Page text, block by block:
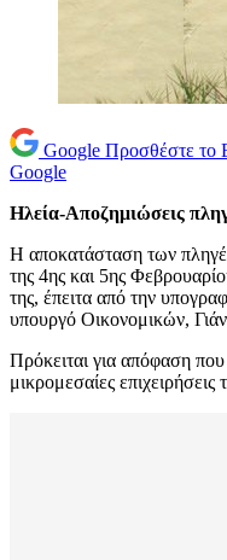
Google Προσθέστε το
Google
Ηλεία-Αποζημιώσεις
Η αποκατάσταση των
της 4ης και 5ης
της, έπειτα από την
υπουργό Οικονομικών,
Πρόκειται για απόφαση
μικρομεσαίες